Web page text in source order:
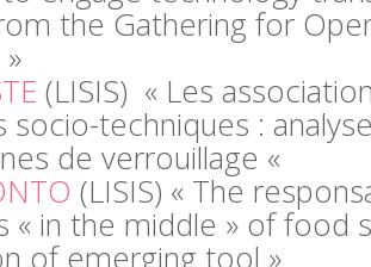
the Gathering for
(LISIS) « Les
socio-techniques :
de verrouillage «
(LISIS) « The
« in the middle » of food
of emerging tool »